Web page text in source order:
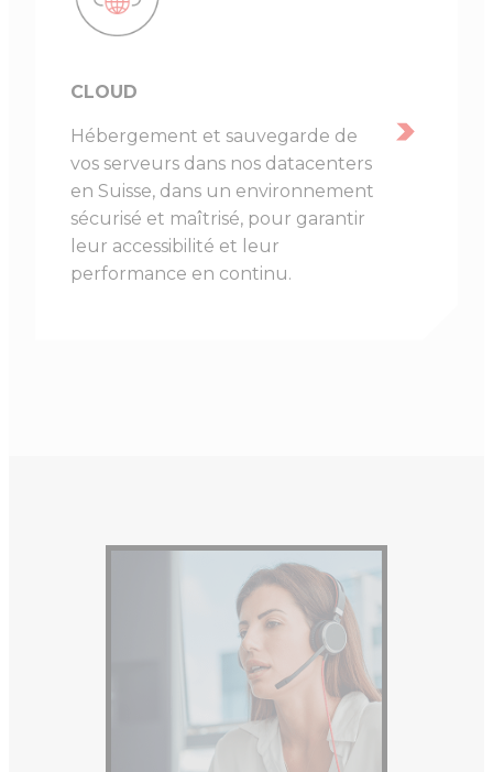
CLOUD
Hébergement et sauvegarde de
vos serveurs dans nos datacenters
en Suisse, dans un environnement
sécurisé et maîtrisé, pour garantir
leur accessibilité et leur
performance en continu.